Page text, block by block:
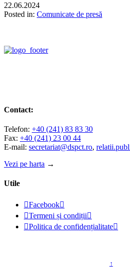
22.06.2024
Posted in: Comunicate de presă
Contact:
Telefon: +40 (241) 83 83 30
Fax: +40 (241) 23 00 44
E-mail: secretariat@dspct.ro,
Vezi pe harta →
Utile
Facebook
Termeni și condiții
Politica de confidențialitate
↑